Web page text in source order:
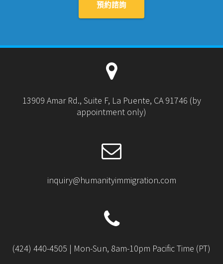
預約諮詢
13909 Amar Rd., Suite F, La Puente, CA 91746 (by
appointment only)
inquiry@humanityimmigration.com
(424) 440-4505 | Mon-Sun, 8am-10pm Pacific Time (PT)